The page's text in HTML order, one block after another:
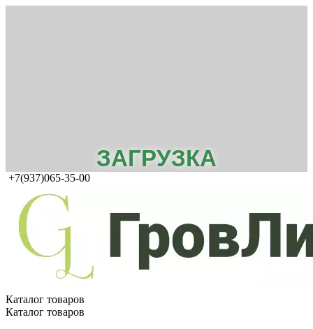
ЗАГРУЗКА
+7(937)065-35-00
Каталог товаров
Каталог товаров